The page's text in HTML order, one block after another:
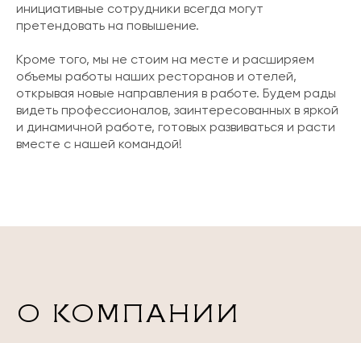
инициативные сотрудники всегда могут
претендовать на повышение.
Кроме того, мы не стоим на месте и расширяем
объемы работы наших ресторанов и отелей,
открывая новые направления в работе. Будем рады
видеть профессионалов, заинтересованных в яркой
и динамичной работе, готовых развиваться и расти
вместе с нашей командой!
О КОМПАНИИ